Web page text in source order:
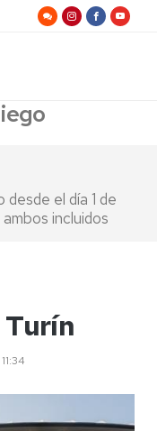
el día 1 de
incluidos
Turín